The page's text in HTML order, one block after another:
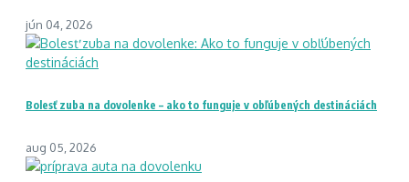
jún 04, 2026
Bolesť zuba na dovolenke – ako to funguje v obľúbených destináciách
aug 05, 2026